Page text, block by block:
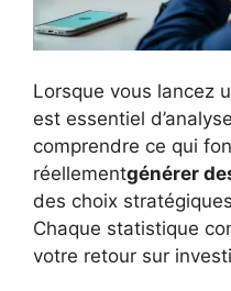
Lorsque vous lancez
est essentiel
comprendre ce qui
réellementgénérer
des choix
Chaque statistique
votre retour sur